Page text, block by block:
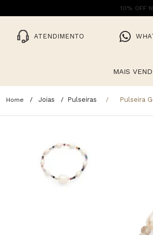
ATENDIMENTO
MAIS
Joias Pulseiras Pulseira